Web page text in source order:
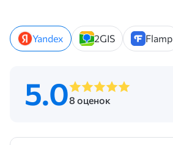
Yandex 2GIS Flamp
5.08 оценок